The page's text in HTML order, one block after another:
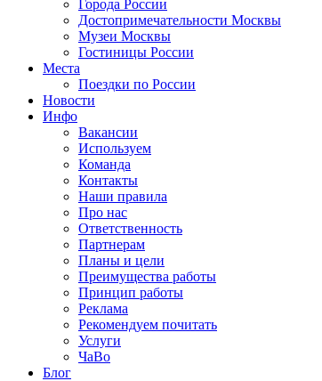
Города России
Достопримечательности Москвы
Музеи Москвы
Гостиницы России
Места
Поездки по России
Новости
Инфо
Вакансии
Используем
Команда
Контакты
Наши правила
Про нас
Ответственность
Партнерам
Планы и цели
Преимущества работы
Принцип работы
Реклама
Рекомендуем почитать
Услуги
ЧаВо
Блог